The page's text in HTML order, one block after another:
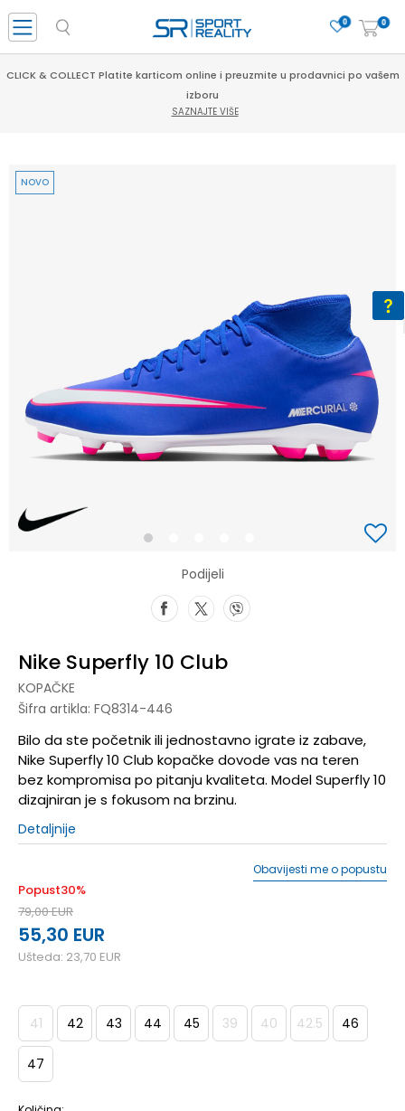
0
0
CLICK & COLLECT Platite karticom online i preuzmite u prodavnici po vašem
izboru
SAZNAJTE VIŠE
1
NOVO
Podijeli
Nike Superfly 10 Club
KOPAČKE
Šifra artikla: FQ8314-446
Bilo da ste početnik ili jednostavno igrate iz zabave,
Nike Superfly 10 Club kopačke dovode vas na teren
bez kompromisa po pitanju kvaliteta. Model Superfly 10
dizajniran je s fokusom na brzinu.
Detaljnije
Popust30%
79,00EUR
55,30 EUR
Ušteda: 23,70 EUR
Obavijesti me o popustu
41 42 43 44 45 39 40 42.5 46
47